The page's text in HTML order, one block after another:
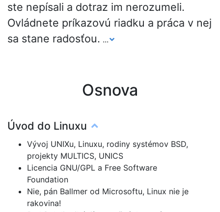
ste nepísali a dotraz im nerozumeli.
Ovládnete príkazovú riadku a práca v nej
sa stane radosťou. ...
Osnova
Úvod do Linuxu
Vývoj UNIXu, Linuxu, rodiny systémov BSD,
projekty MULTICS, UNICS
Licencia GNU/GPL a Free Software
Foundation
Nie, pán Ballmer od Microsoftu, Linux nie je
rakovina!